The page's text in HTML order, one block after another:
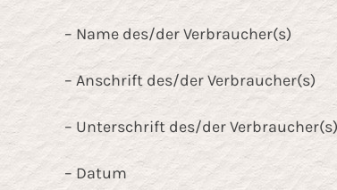
– Name des/der Verbraucher(s)
– Anschrift des/der Verbraucher(s)
– Unterschrift des/der
– Datum